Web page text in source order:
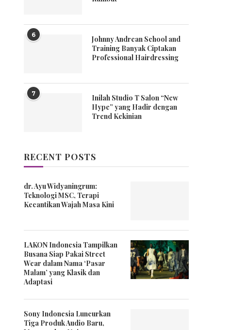
6
Johnny Andrean School and
Training Banyak Ciptakan
Professional Hairdressing
7
Inilah Studio T Salon “New
Hype” yang Hadir dengan
Trend Kekinian
RECENT POSTS
dr. Ayu Widyaningrum:
Teknologi MSC, Terapi
Kecantikan Wajah Masa Kini
LAKON Indonesia Tampilkan
Busana Siap Pakai Street
Wear dalam Nama ‘Pasar
Malam’ yang Klasik dan
Adaptasi
Sony Indonesia Luncurkan
Tiga Produk Audio Baru,